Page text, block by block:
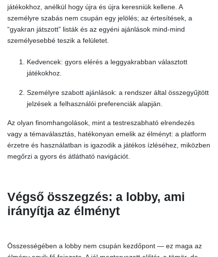
játékokhoz, anélkül hogy újra és újra keresniük kellene. A
személyre szabás nem csupán egy jelölés; az értesítések, a
“gyakran játszott” listák és az egyéni ajánlások mind-mind
személyesebbé teszik a felületet.
Kedvencek: gyors elérés a leggyakrabban választott
játékokhoz.
Személyre szabott ajánlások: a rendszer által összegyűjtött
jelzések a felhasználói preferenciák alapján.
Az olyan finomhangolások, mint a testreszabható elrendezés
vagy a témaválasztás, hatékonyan emelik az élményt: a platform
érzetre és használatban is igazodik a játékos ízléséhez, miközben
megőrzi a gyors és átlátható navigációt.
Végső összegzés: a lobby, ami
irányítja az élményt
Összességében a lobby nem csupán kezdőpont — ez maga az